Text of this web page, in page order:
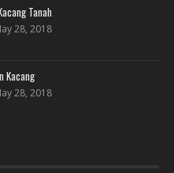
Tanah
28, 2018
Kacang
28, 2018